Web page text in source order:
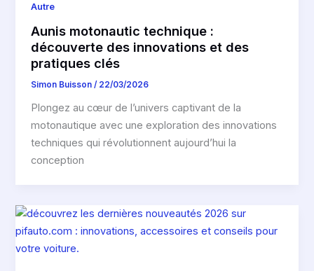
Autre
Aunis motonautic technique :
découverte des innovations et des
pratiques clés
Simon Buisson/ 22/03/2026
Plongez au cœur de l’univers captivant de la
motonautique avec une exploration des innovations
techniques qui révolutionnent aujourd’hui la
conception